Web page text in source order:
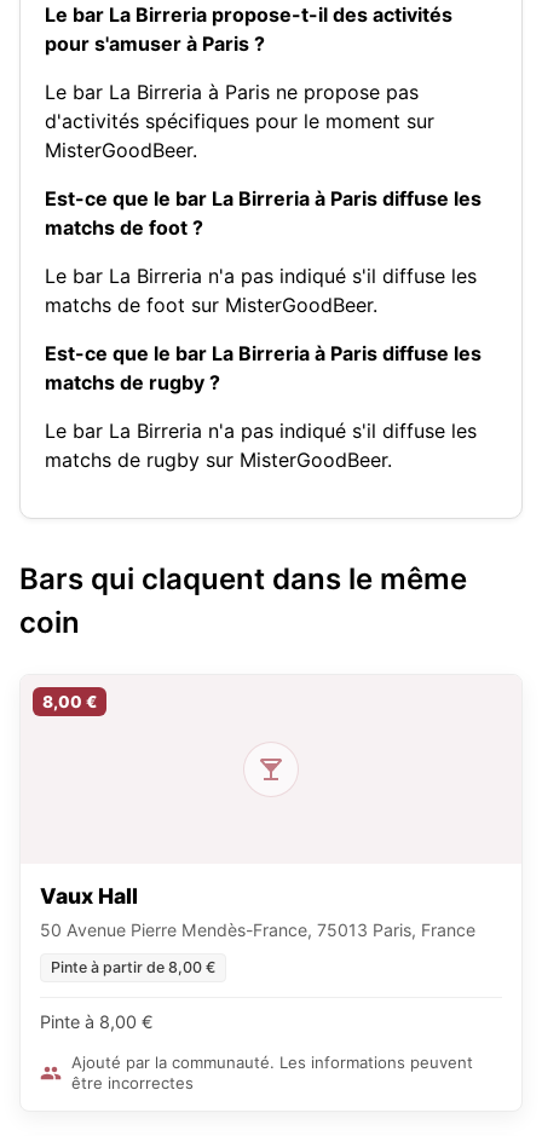
Le bar La Birreria propose-t-il des activités
pour s'amuser à Paris ?
Le bar La Birreria à Paris ne propose pas
d'activités spécifiques pour le moment sur
MisterGoodBeer.
Est-ce que le bar La Birreria à Paris diffuse les
matchs de foot ?
Le bar La Birreria n'a pas indiqué s'il diffuse les
matchs de foot sur MisterGoodBeer.
Est-ce que le bar La Birreria à Paris diffuse les
matchs de rugby ?
Le bar La Birreria n'a pas indiqué s'il diffuse les
matchs de rugby sur MisterGoodBeer.
Bars qui claquent dans le même
coin
8,00 €
Vaux Hall
50 Avenue Pierre Mendès-France, 75013 Paris, France
Pinte à partir de 8,00 €
Pinte à 8,00 €
Ajouté par la communauté. Les informations peuvent
être incorrectes